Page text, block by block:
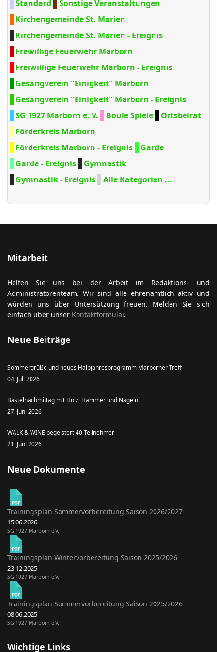
Standard
Sonstige Veranstaltungen
Kirchengemeinde St. Marien
Kirchengemeinde St. Marien - Ereignis
Frewillige Feuerwehr Marborn
Freiwillige Feuerwehr Marborn - Ereignis
Gesangverein "Einigkeit" Marborn
Gesangverein "Einigkeit" Marborn - Ereignis
SG 1927 Marborn e. V.
Boule Spiele
Ortsbeirat
Förderkreis Marborn
Förderkreis Marborn - Ereignis
Garde
Garde - Ereignis
Gymnastik
Gymnastik - Ereignis
Alle Kategorien ...
Mitarbeit
Helfen Sie uns bei der Arbeit im Redaktions- und
Administratorenteam. Wir sind alle ehrenamtlich aktiv und
würden uns über Untersützung freuen. Melden Sie sich
einfach über unser Kontaktformular.
Neue Beiträge
Sommergrüße und neues Halbjahresprogramm Marborner Treff
04. Juli 2026
Bastelnachmittag mit Holz, Hammer und Nägeln
27. Juni 2026
WALK & WINE begeistert 40 Teilnehmer
21. Juni 2026
Neue Dokumente
Trainingsplan Sommervorbereitung Saison 2026/2027
15.06.2026
SG 1927 Marborn e.V.
Trainingsplan Wintervorbereitung Saison 2025/2026
23.12.2025
SG 1927 Marborn e.V.
Trainingsplan Sommervorbereitung Saison 2025/2026
08.06.2025
SG 1927 Marborn e.V.
Wichtige Links